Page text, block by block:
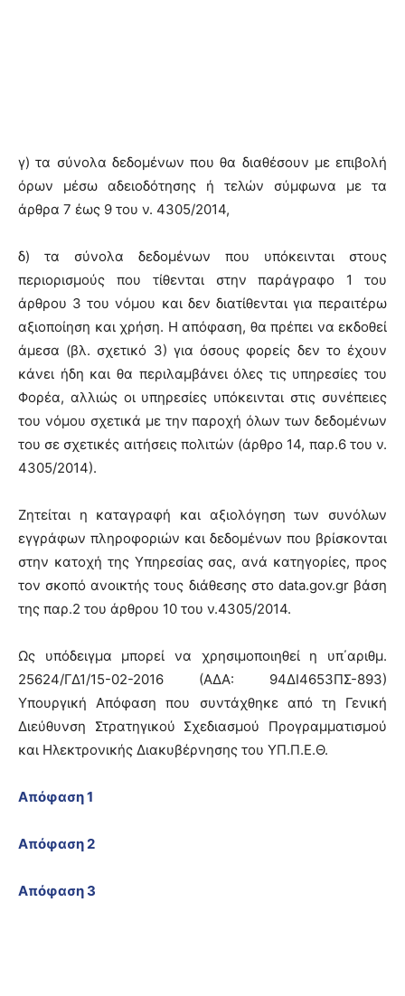
γ) τα σύνολα δεδομένων που θα διαθέσουν με επιβολή
όρων μέσω αδειοδότησης ή τελών σύμφωνα με τα
άρθρα 7 έως 9 του ν. 4305/2014,
δ) τα σύνολα δεδομένων που υπόκεινται στους
περιορισμούς που τίθενται στην παράγραφο 1 του
άρθρου 3 του νόμου και δεν διατίθενται για περαιτέρω
αξιοποίηση και χρήση. Η απόφαση, θα πρέπει να εκδοθεί
άμεσα (βλ. σχετικό 3) για όσους φορείς δεν το έχουν
κάνει ήδη και θα περιλαμβάνει όλες τις υπηρεσίες του
Φορέα, αλλιώς οι υπηρεσίες υπόκεινται στις συνέπειες
του νόμου σχετικά με την παροχή όλων των δεδομένων
του σε σχετικές αιτήσεις πολιτών (άρθρο 14, παρ.6 του ν.
4305/2014).
Ζητείται η καταγραφή και αξιολόγηση των συνόλων
εγγράφων πληροφοριών και δεδομένων που βρίσκονται
στην κατοχή της Υπηρεσίας σας, ανά κατηγορίες, προς
τον σκοπό ανοικτής τους διάθεσης στο data.gov.gr βάση
της παρ.2 του άρθρου 10 του ν.4305/2014.
Ως υπόδειγμα μπορεί να χρησιμοποιηθεί η υπ΄αριθμ.
25624/ΓΔ1/15-02-2016 (ΑΔΑ: 94ΔΙ4653ΠΣ-893)
Υπουργική Απόφαση που συντάχθηκε από τη Γενική
Διεύθυνση Στρατηγικού Σχεδιασμού Προγραμματισμού
και Ηλεκτρονικής Διακυβέρνησης του ΥΠ.Π.Ε.Θ.
Απόφαση 1
Απόφαση 2
Απόφαση 3